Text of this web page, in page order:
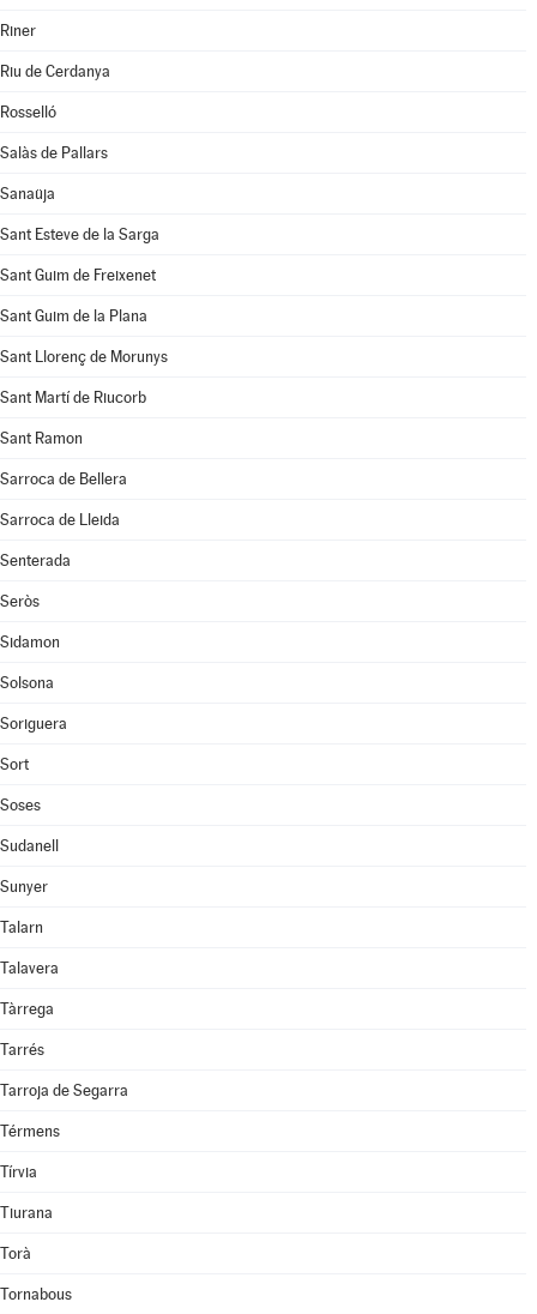
Riner
Riu de Cerdanya
Rosselló
Salàs de Pallars
Sanaüja
Sant Esteve de la Sarga
Sant Guim de Freixenet
Sant Guim de la Plana
Sant Llorenç de Morunys
Sant Martí de Riucorb
Sant Ramon
Sarroca de Bellera
Sarroca de Lleida
Senterada
Seròs
Sidamon
Solsona
Soriguera
Sort
Soses
Sudanell
Sunyer
Talarn
Talavera
Tàrrega
Tarrés
Tarroja de Segarra
Térmens
Tírvia
Tiurana
Torà
Tornabous